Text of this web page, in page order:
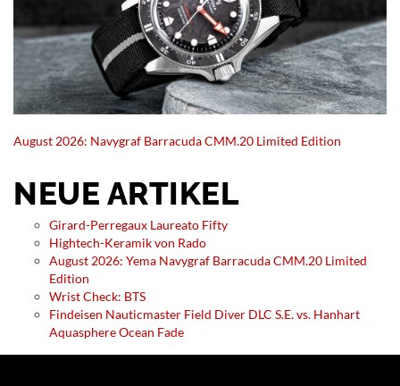
August 2026: Navygraf Barracuda CMM.20 Limited Edition
NEUE ARTIKEL
Girard-Perregaux Laureato Fifty
Hightech-Keramik von Rado
August 2026: Yema Navygraf Barracuda CMM.20 Limited
Edition
Wrist Check: BTS
Findeisen Nauticmaster Field Diver DLC S.E. vs. Hanhart
Aquasphere Ocean Fade